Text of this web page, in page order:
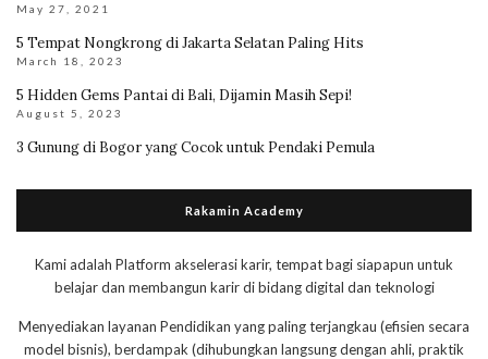
May 27, 2021
5 Tempat Nongkrong di Jakarta Selatan Paling Hits
March 18, 2023
5 Hidden Gems Pantai di Bali, Dijamin Masih Sepi!
August 5, 2023
3 Gunung di Bogor yang Cocok untuk Pendaki Pemula
Rakamin Academy
Kami adalah Platform akselerasi karir, tempat bagi siapapun untuk
belajar dan membangun karir di bidang digital dan teknologi
Menyediakan layanan Pendidikan yang paling terjangkau (efisien secara
model bisnis), berdampak (dihubungkan langsung dengan ahli, praktik